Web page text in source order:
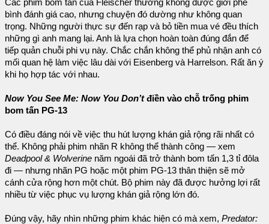
Các phim bom tấn của Fleischer thường không được giới phê
bình đánh giá cao, nhưng chuyện đó dường như không quan
trọng. Những người thực sự đến rạp và bỏ tiền mua vé đều thích
những gì anh mang lại. Anh là lựa chọn hoàn toàn đúng đắn để
tiếp quản chuỗi phi vụ này. Chắc chắn không thể phủ nhận anh có
mối quan hệ làm việc lâu dài với Eisenberg và Harrelson. Rất ăn ý
khi họ hợp tác với nhau.
Now You See Me: Now You Don’tđiền vào chỗ trống phim
bom tấn PG-13
Có điều đáng nói về việc thu hút lượng khán giả rộng rãi nhất có
thể. Không phải phim nhãn R không thể thành công — xem
Deadpool & Wolverine năm ngoái đã trở thành bom tấn 1,3 tỉ đôla
đi — nhưng nhãn PG hoặc một phim PG-13 thân thiện sẽ mở
cánh cửa rộng hơn một chút. Bộ phim này đã được hưởng lợi rất
nhiều từ việc phục vụ lượng khán giả rộng lớn đó.
Đúng vậy, hãy nhìn những phim khác hiện có mà xem, Predator: